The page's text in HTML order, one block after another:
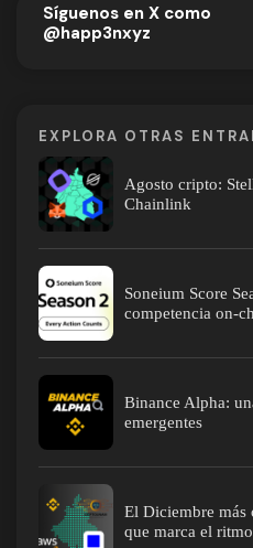
Síguenos en X como
@happ3nxyz
EXPLORA OTRAS
Agosto cripto:
Chainlink
Soneium Score
competencia on-
Binance Alpha:
emergentes
El Diciembre
que marca el